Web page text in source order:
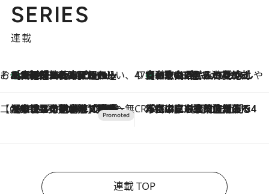
SERIES
連載
そおだよおこの関西おいしい、おやつ紀行
2026.8.9
［大阪府箕面市］一皿一皿目の前で仕上げられる、料理を巧みに組み込んだアシェットデセールコース「ミチル アシェット デセール（Michiru assiette dessert）」 47都道府県の手みやげ ひんやりスイーツで夏を満喫
2026.8.9
【和歌山県】この夏絶対食べたい 冷やしておいしいおやつ3選 みかんがごろっと丸ごと入ったジュレ
【CREA×星野リゾート】唯一無二。癒しと発見が待つ場所へ
2026.8.7
【トンボの足水浴】ヒノキの香りに包まれて涼感マックス！約13℃の湧水かけ流しを避暑地「星野温泉 トンボの湯」で体験 CREA'S CHOICE
2026.8.7
「立川にも歌舞伎があるんだよ」 片岡仁左衛門・市川中車ら豪華座組みで4年目の立川立飛歌舞伎へ
連載 TOP